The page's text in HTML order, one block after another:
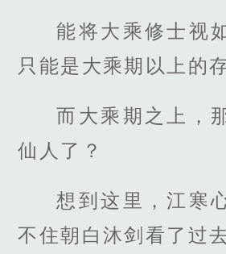
能将大乘修士视
只能是大乘期以上的
而大乘期之上，
仙人了？
想到这里，江寒
不住朝白沐剑看了过去